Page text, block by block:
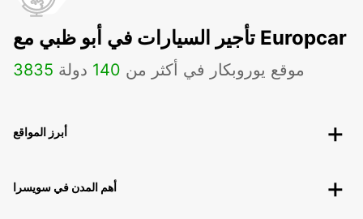
تأجير السيارات في أبو ظبي مع Europcar
3835 موقع يوروبكار في أكثر من 140 دولة
أبرز المواقع
أهم المدن في سويسرا